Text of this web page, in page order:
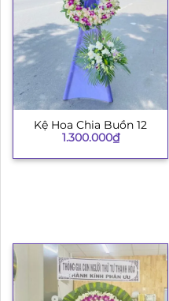
Kệ Hoa Chia Buồn 12
1.300.000₫